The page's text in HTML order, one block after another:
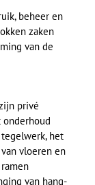
beheer en
zaken
van de
privé
het
vloeren en
van hang-